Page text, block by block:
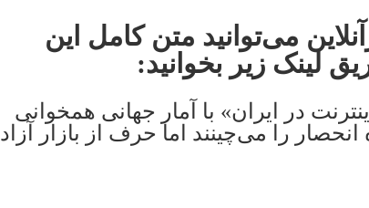
می‌توانید متن کامل این
لینک زیر بخوانید:
در ایران» با آمار جهانی همخوانی
انحصار را می‌چینند اما حرف از بازار آزاد